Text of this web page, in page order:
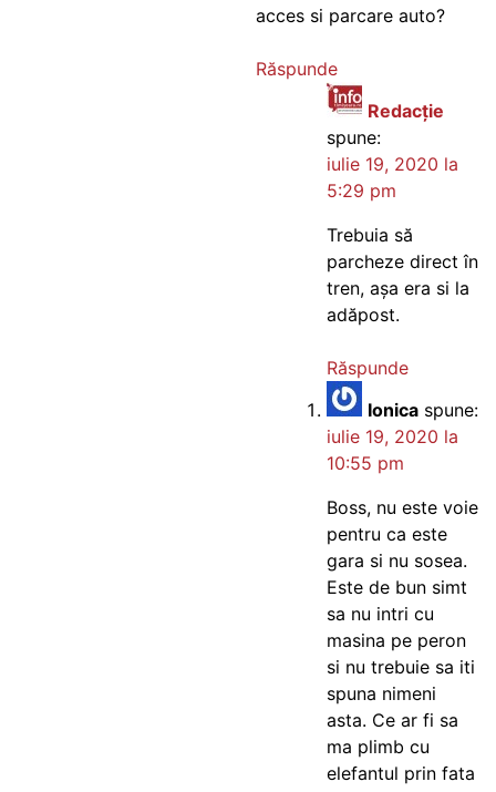
acces si parcare auto?
Răspunde
Redacție
spune:
iulie 19, 2020 la
5:29 pm
Trebuia să
parcheze direct în
tren, așa era si la
adăpost.
Răspunde
Ionica spune:
iulie 19, 2020 la
10:55 pm
Boss, nu este voie
pentru ca este
gara si nu sosea.
Este de bun simt
sa nu intri cu
masina pe peron
si nu trebuie sa iti
spuna nimeni
asta. Ce ar fi sa
ma plimb cu
elefantul prin fata